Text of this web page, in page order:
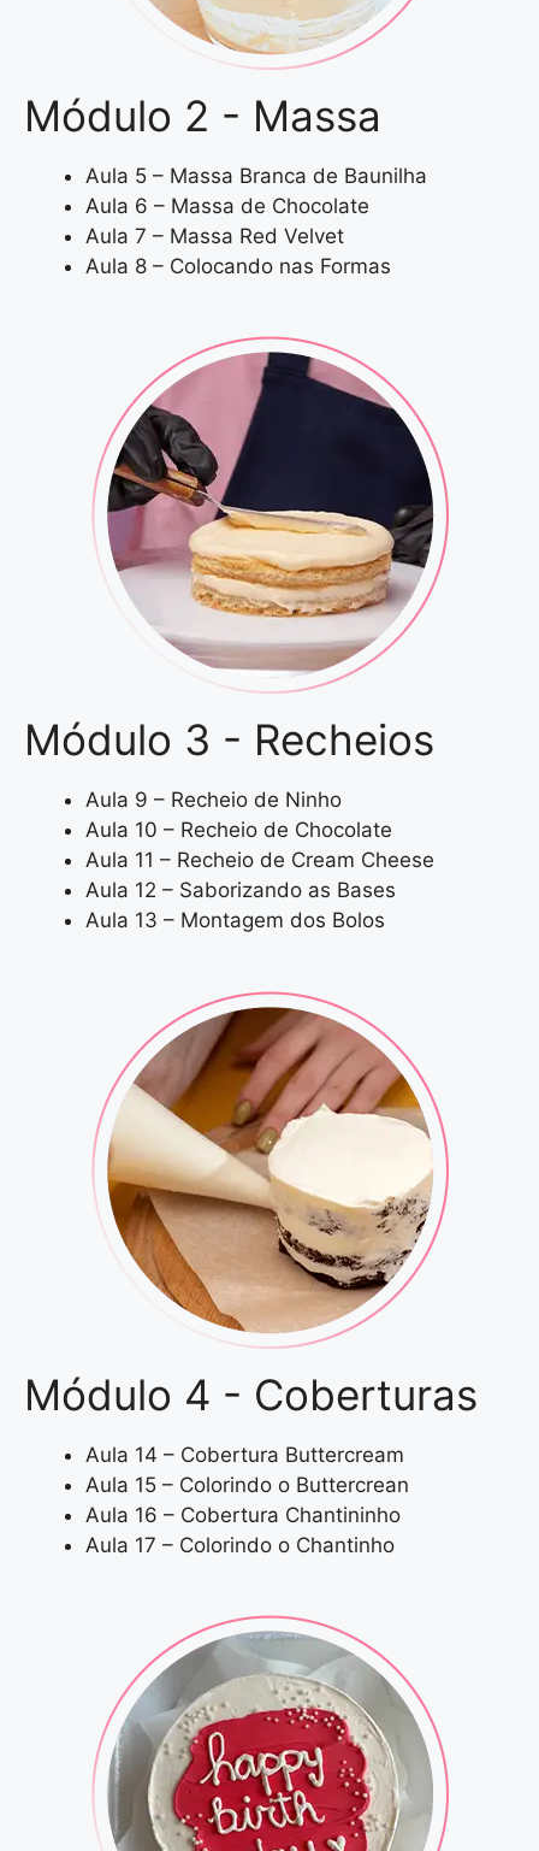
Módulo 2 - Massa
Aula 5 – Massa Branca de Baunilha
Aula 6 – Massa de Chocolate
Aula 7 – Massa Red Velvet
Aula 8 – Colocando nas Formas
Módulo 3 - Recheios
Aula 9 – Recheio de Ninho
Aula 10 – Recheio de Chocolate
Aula 11 – Recheio de Cream Cheese
Aula 12 – Saborizando as Bases
Aula 13 – Montagem dos Bolos
Módulo 4 - Coberturas
Aula 14 – Cobertura Buttercream
Aula 15 – Colorindo o Buttercrean
Aula 16 – Cobertura Chantininho
Aula 17 – Colorindo o Chantinho